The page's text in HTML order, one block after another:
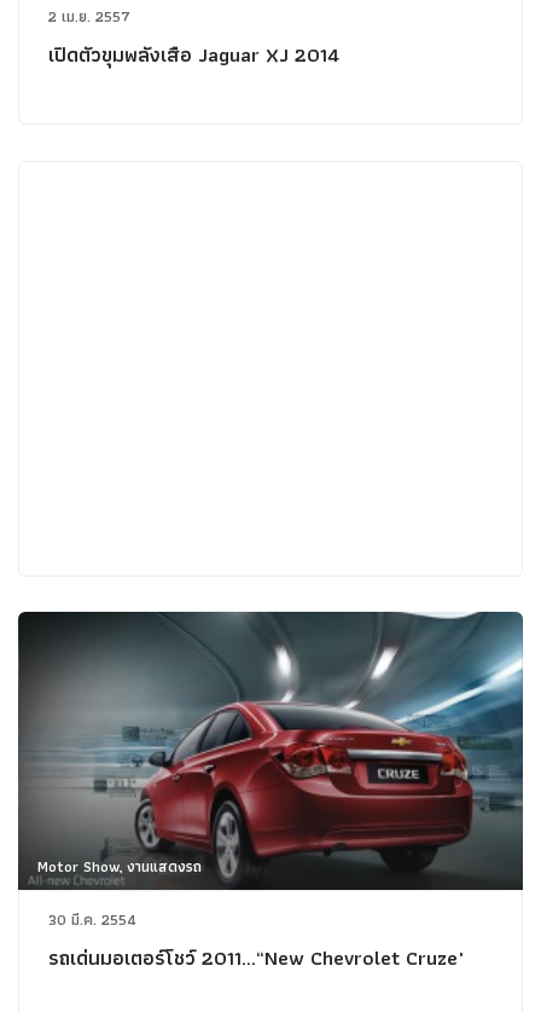
2 เม.ย. 2557
เปิดตัวขุมพลังเสือ Jaguar XJ 2014
Motor Show, งานแสดงรถ
30 มี.ค. 2554
รถเด่นมอเตอร์โชว์ 2011...“New Chevrolet Cruze"